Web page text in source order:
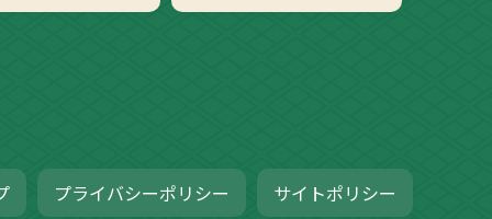
プライバシーポリシー サイトポリシー